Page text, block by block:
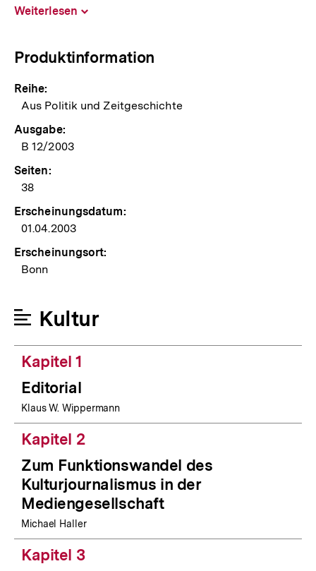
Weiterlesen
Produktinformation
Reihe:
Aus Politik und Zeitgeschichte
Ausgabe:
B 12/2003
Seiten:
38
Erscheinungsdatum:
01.04.2003
Erscheinungsort:
Bonn
Kultur
Kapitel 1
Editorial
Klaus W. Wippermann
Kapitel 2
Zum Funktionswandel des
Kulturjournalismus in der
Mediengesellschaft
Michael Haller
Kapitel 3